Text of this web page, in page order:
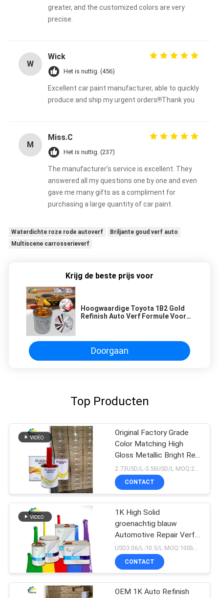
greater, and the customized colors are very
precise.
W
Wick
Het is nuttig. (456)
Excellent car paint manufacturer, able to quickly
produce and ship my urgent orders!!!Thank you
M
Miss.C
Het is nuttig. (237)
The manufacturer's service is excellent. They
answered all my questions one by one and even
gave me many gifts as a compliment for
purchasing a large quantity of car paint.
Waterdichte roze rode autoverf
Briljante goud verf auto
Multiscene carrosserieverf
Krijg de beste prijs voor
Hoogwaardige Toyota 1B2 Gold
Refinish Auto Verf Formule Voor
Doorgaan
Top Producten
Original Factory Grade
Color Matching High
Gloss Metallic Bright Red
Auto Repair Verf
CONTACT
1K High Solid
groenachtig blauw
Automotive Repair Verf
voor Auto Refinish
USD3.06/L-10.5/L MOQ:100boxen
CONTACT
OEM 1K Auto Refinish